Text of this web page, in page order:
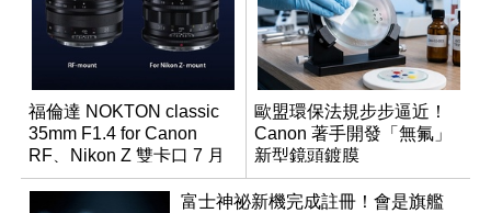
福倫達 NOKTON classic
35mm F1.4 for Canon
RF、Nikon Z 雙卡口 7 月
同步登台
歐盟環保法規步步逼近！
Canon 著手開發「無氟」
新型鏡頭鍍膜
富士神祕新機完成註冊！會是旗艦